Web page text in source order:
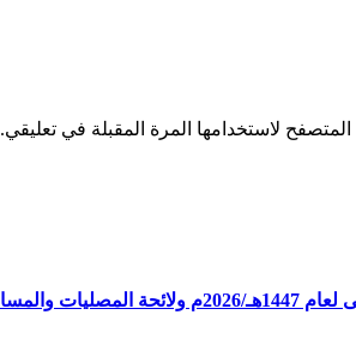
لاستخدامها المرة المقبلة في تعليقي.
الجامعة